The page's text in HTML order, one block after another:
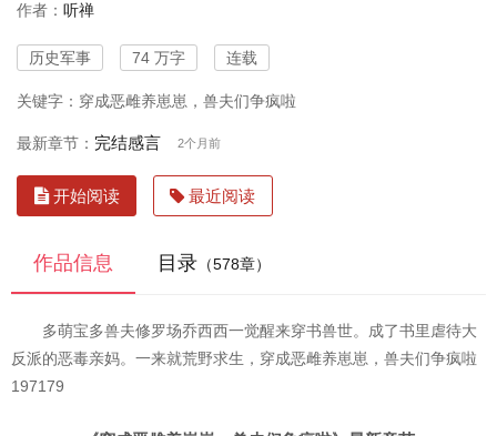
作者： 听禅
历史军事 74 万字 连载
关键字：穿成恶雌养崽崽，兽夫们争疯啦
最新章节： 完结感言 2个月前
开始阅读 最近阅读
作品信息 目录 （578章）
多萌宝多兽夫修罗场乔西西一觉醒来穿书兽世。成了书里虐待大
反派的恶毒亲妈。一来就荒野求生，穿成恶雌养崽崽，兽夫们争疯啦
197179